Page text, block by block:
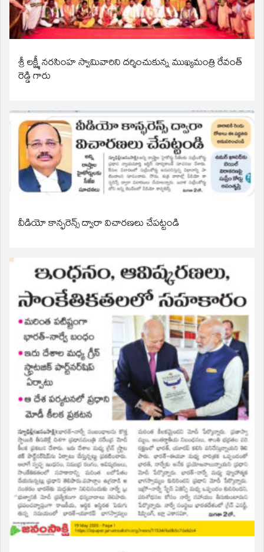
శ్రీ లక్ష్మీ నరసింహ స్వామివారిని దర్శించుకున్న ముఖ్యమంత్రి రేవంత్
రెడ్డి గారు
వీడియో కాన్ఫరెన్స్ ద్వారా విచారణలు చేపట్టండి